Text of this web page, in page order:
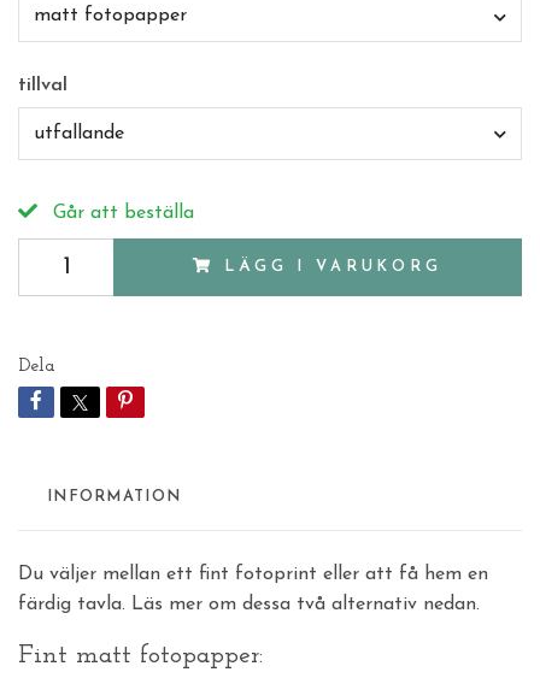
matt fotopapper
tillval
utfallande
Går att beställa
LÄGG I VARUKORG
Dela
INFORMATION
Du väljer mellan ett fint fotoprint eller att få hem en
färdig tavla. Läs mer om dessa två alternativ nedan.
Fint matt fotopapper: